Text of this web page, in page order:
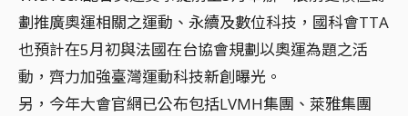
劃推廣奧運相關之運動、永續及數位科技，國科會TTA
也預計在5月初與法國在台協會規劃以奧運為題之活
動，齊力加強臺灣運動科技新創曝光。
另，今年大會官網已公布包括LVMH集團、萊雅集團